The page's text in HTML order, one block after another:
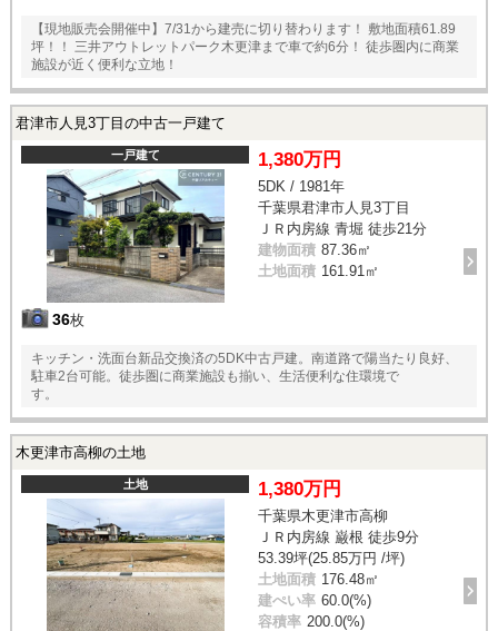
【現地販売会開催中】7/31から建売に切り替わります！ 敷地面積61.89
坪！！ 三井アウトレットパーク木更津まで車で約6分！ 徒歩圏内に商業
施設が近く便利な立地！
君津市人見3丁目の中古一戸建て
一戸建て
36枚
1,380万円
5DK / 1981年
千葉県君津市人見3丁目
ＪＲ内房線 青堀 徒歩21分
建物面積 87.36㎡
土地面積 161.91㎡
キッチン・洗面台新品交換済の5DK中古戸建。南道路で陽当たり良好、
駐車2台可能。徒歩圏に商業施設も揃い、生活便利な住環境で
す。
木更津市高柳の土地
土地 1,380万円
千葉県木更津市高柳
ＪＲ内房線 巌根 徒歩9分
53.39坪(25.85万円 /坪)
土地面積 176.48㎡
建ぺい率 60.0(%)
容積率 200.0(%)